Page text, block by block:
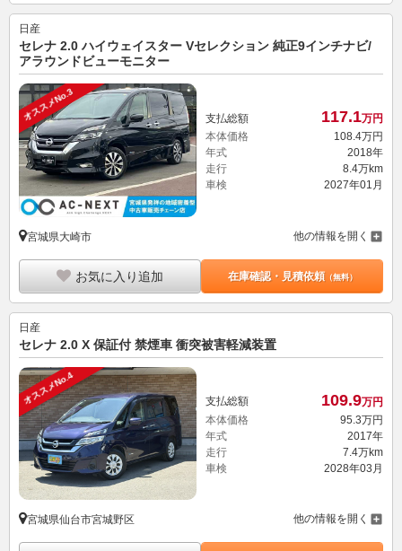
日産
セレナ 2.0 ハイウェイスター Vセレクション 純正9インチナビ/
アラウンドビューモニター
オススメNo.3 支払総額 117.1万円
本体価格
108.4万円
年式
2018年
走行
8.4万km
車検
2027年01月
宮城県大崎市 他の情報を開く
お気に入り追加 在庫確認・見積依頼（無料）
日産
セレナ 2.0 X 保証付 禁煙車 衝突被害軽減装置
オススメNo.4 支払総額 109.9万円
本体価格
95. 3万円
年式
2017年
走行
7.4万km
車検
2028年03月
宮城県仙台市宮城野区 他の情報を開く